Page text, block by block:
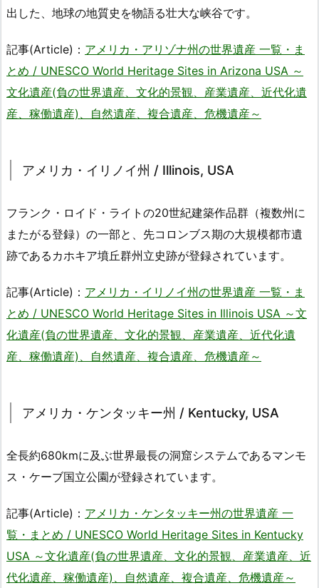
出した、地球の地質史を物語る壮大な峡谷です。
記事(Article)： アメリカ・アリゾナ州の世界遺産 一覧・ま
とめ / UNESCO World Heritage Sites in Arizona USA ～
文化遺産(負の世界遺産、文化的景観、産業遺産、近代化遺
産、稼働遺産)、自然遺産、複合遺産、危機遺産～
アメリカ・イリノイ州 / Illinois, USA
フランク・ロイド・ライトの20世紀建築作品群（複数州に
またがる登録）の一部と、先コロンブス期の大規模都市遺
跡であるカホキア墳丘群州立史跡が登録されています。
記事(Article)： アメリカ・イリノイ州の世界遺産 一覧・ま
とめ / UNESCO World Heritage Sites in Illinois USA ～文
化遺産(負の世界遺産、文化的景観、産業遺産、近代化遺
産、稼働遺産)、自然遺産、複合遺産、危機遺産～
アメリカ・ケンタッキー州 / Kentucky, USA
全長約680kmに及ぶ世界最長の洞窟システムであるマンモ
ス・ケーブ国立公園が登録されています。
記事(Article)： アメリカ・ケンタッキー州の世界遺産 一
覧・まとめ / UNESCO World Heritage Sites in Kentucky
USA ～文化遺産(負の世界遺産、文化的景観、産業遺産、近
代化遺産、稼働遺産)、自然遺産、複合遺産、危機遺産～